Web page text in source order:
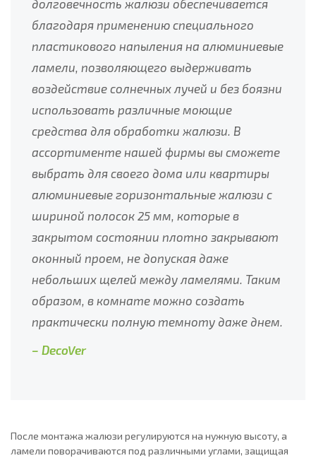
долговечность жалюзи обеспечивается
благодаря применению специального
пластикового напыления на алюминиевые
ламели, позволяющего выдерживать
воздействие солнечных лучей и без боязни
использовать различные моющие
средства для обработки жалюзи. В
ассортименте нашей фирмы вы сможете
выбрать для своего дома или квартиры
алюминиевые горизонтальные жалюзи с
шириной полосок 25 мм, которые в
закрытом состоянии плотно закрывают
оконный проем, не допуская даже
небольших щелей между ламелями. Таким
образом, в комнате можно создать
практически полную темноту даже днем.
– DecoVer
После монтажа жалюзи регулируются на нужную высоту, а
ламели поворачиваются под различными углами, защищая